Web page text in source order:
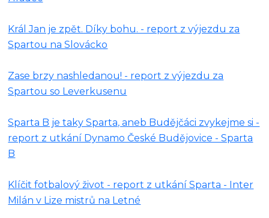
Král Jan je zpět. Díky bohu. - report z výjezdu za
Spartou na Slovácko
Zase brzy nashledanou! - report z výjezdu za
Spartou so Leverkusenu
Sparta B je taky Sparta, aneb Budějčáci zvykejme si -
report z utkání Dynamo České Budějovice - Sparta
B
Klíčit fotbalový život - report z utkání Sparta - Inter
Milán v Lize mistrů na Letné